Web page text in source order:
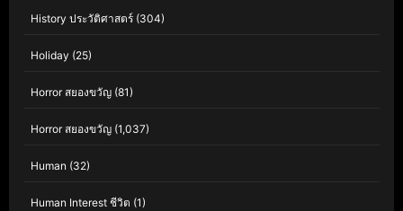
History ประวัติศาสตร์ (304)
Holiday (25)
Horror สยองขวัญ (81)
Horror สยองขวัญ (1,037)
Human (32)
Human Interest ชีวิต (1)